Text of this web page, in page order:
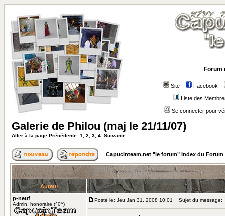
Forum
Site Facebook
Liste des
Se connecter pour
Galerie de Philou (maj le 21/11/07)
Aller à la page Précédente 1 2 3 4 Suivante
Capucinteam.net "le forum" Index du Forum
Auteur
p-neuf
Admin. honoraire (^0^)
Posté le: Jeu Jan 31, 2008 10:01 Sujet du message: